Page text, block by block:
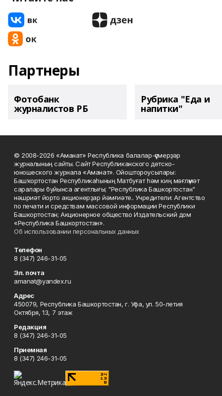
Партнеры
Фотобанк
журналистов РБ
Рубрика "Еда и
напитки"
© 2008-2026 «Аманат» Республика балалар-үҫмерҙәр
журналының сайты. Сайт Республиканского детско-
юношеского журнала «Аманат». Ойоштороусылары:
Башҡортостан Республикаһының Матбуғат һәм киң мәғлүмәт
саралары буйынса агентлығы; "Республика Башкортостан"
нәшриәт йорто акционерҙар йәмғиәте.. Учредители: Агентство
по печати и средствам массовой информации Республики
Башкортостан; Акционерное общество Издательский дом
«Республика Башкортостан».
Об использовании персональных данных
Телефон
8 (347) 246-31-05
Эл. почта
amanat@yandex.ru
Адрес
450079, Республика Башкортостан, г. Уфа, ул. 50-летия
Октября, 13, 7 этаж
Редакция
8 (347) 246-31-05
Приемная
8 (347) 246-31-05